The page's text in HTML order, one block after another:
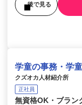
後で見る
学童の事務・学
クズオカ人材紹介所
正社員
無資格OK・ブラン